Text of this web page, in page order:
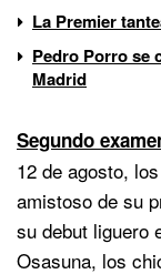
La Premier
Pedro Porro se
Madrid
Segundo
12 de agosto,
amistoso de su
su debut liguero
Osasuna, los